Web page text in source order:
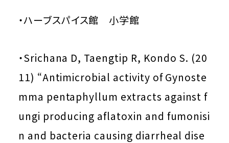
・ハーブスパイス館 小学館
・Srichana D, Taengtip R, Kondo S. (20
11) “Antimicrobial activity of Gynoste
mma pentaphyllum extracts against f
ungi producing aflatoxin and fumonisi
n and bacteria causing diarrheal dise